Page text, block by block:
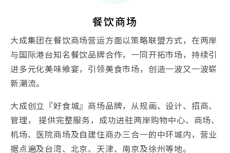
餐饮商场
大成集团在餐饮商场营运方面以策略联盟方式，在两岸
与国际港台知名餐饮品牌合作，一同开拓市场，持续引
进多元化美味飨宴，引领美食市场，创造一波又一波崭
新潮流。
大成创立『好食城』商场品牌，从规画、设计、招商、
管理， 提供完整服务，成功进驻两岸购物中心、商场、
机场、医院商场及自建住商办三合一的中环城内，营业
据点遍及台湾、北京、天津、南京及徐州等地。